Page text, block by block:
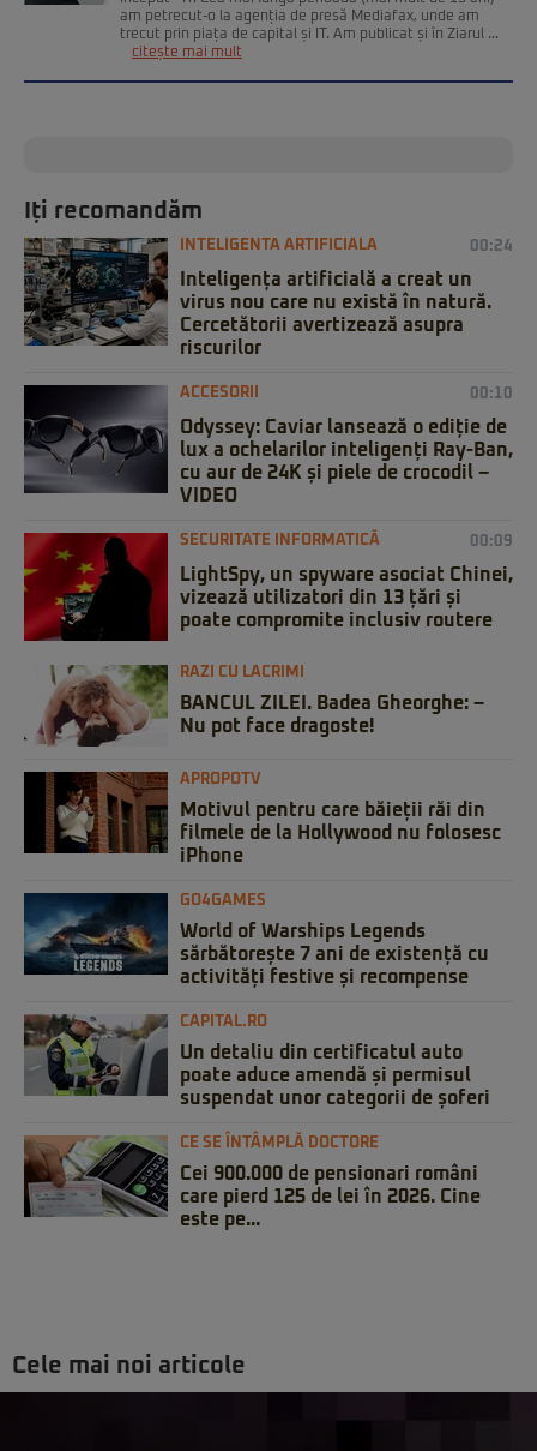
am petrecut-o la agenția de presă Mediafax, unde am
trecut prin piața de capital și IT. Am publicat și în Ziarul ...
citește mai mult
Iți recomandăm
INTELIGENTA ARTIFICIALA 00:24
Inteligența artificială a creat un
virus nou care nu există în natură.
Cercetătorii avertizează asupra
riscurilor
ACCESORII 00:10
Odyssey: Caviar lansează o ediție de
lux a ochelarilor inteligenți Ray-Ban,
cu aur de 24K și piele de crocodil –
VIDEO
SECURITATE INFORMATICĂ 00:09
LightSpy, un spyware asociat Chinei,
vizează utilizatori din 13 țări și
poate compromite inclusiv routere
RAZI CU LACRIMI
BANCUL ZILEI. Badea Gheorghe: –
Nu pot face dragoste!
APROPOTV
Motivul pentru care băieții răi din
filmele de la Hollywood nu folosesc
iPhone
GO4GAMES
World of Warships Legends
sărbătorește 7 ani de existență cu
activități festive și recompense
CAPITAL.RO
Un detaliu din certificatul auto
poate aduce amendă și permisul
suspendat unor categorii de șoferi
CE SE ÎNTÂMPLĂ DOCTORE
Cei 900.000 de pensionari români
care pierd 125 de lei în 2026. Cine
este pe...
Cele mai noi articole